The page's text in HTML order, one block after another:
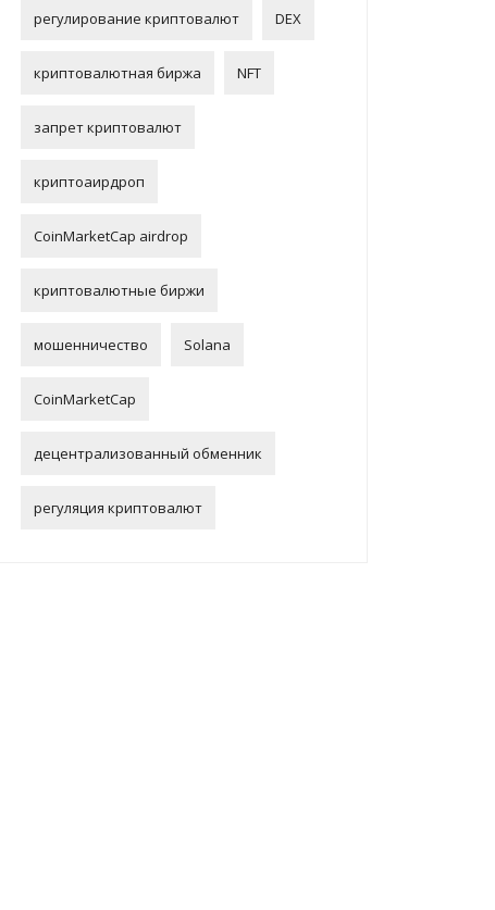
регулирование криптовалют DEX
криптовалютная биржа NFT
запрет криптовалют
криптоаирдроп
CoinMarketCap airdrop
криптовалютные биржи
мошенничество Solana
CoinMarketCap
децентрализованный обменник
регуляция криптовалют